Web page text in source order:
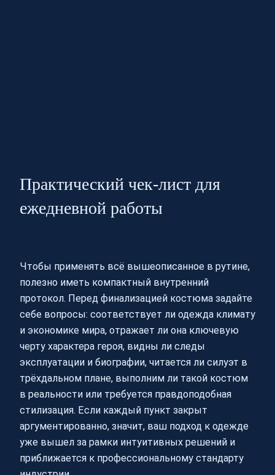
Практический чек-лист для
ежедневной работы
Чтобы применять всё вышеописанное в рутине,
полезно иметь компактный внутренний
протокол. Перед финализацией костюма задайте
себе вопросы: соответствует ли одежда климату
и экономике мира, отражает ли она ключевую
черту характера героя, видны ли следы
эксплуатации и биографии, читается ли силуэт в
трёхдальном плане, выполним ли такой костюм
в реальности или требуется правдоподобная
стилизация. Если каждый пункт закрыт
аргументированно, значит, ваш подход к одежде
уже вышел за рамки интуитивных решений и
приближается к профессиональному стандарту